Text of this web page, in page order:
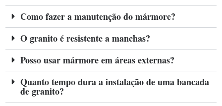
Como fazer a manutenção do mármore?
O granito é resistente a manchas?
Posso usar mármore em áreas externas?
Quanto tempo dura a instalação de uma bancada
de granito?